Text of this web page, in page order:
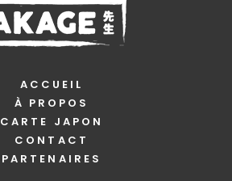
ACCUEIL
À PROPOS
CARTE JAPON
CONTACT
PARTENAIRES